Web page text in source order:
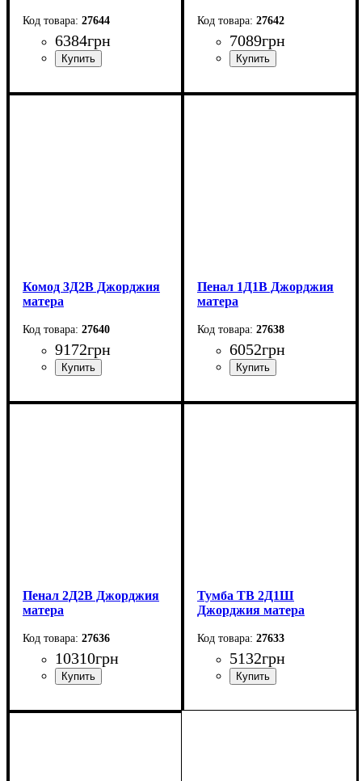
27644
6384грн
Ширина: 113,5 см
27642
7089грн
Ширина: 196,7 см
Комод 3Д2В Джорджия
матера
27640
9172грн
Ширина: 171,1 см
Пенал 1Д1В Джорджия
матера
27638
6052грн
Ширина: 81,6 см
Пенал 2Д2В Джорджия
матера
27636
10310грн
Ширина: 139 см
Тумба ТВ 2Д1Ш
Джорджия матера
27633
5132грн